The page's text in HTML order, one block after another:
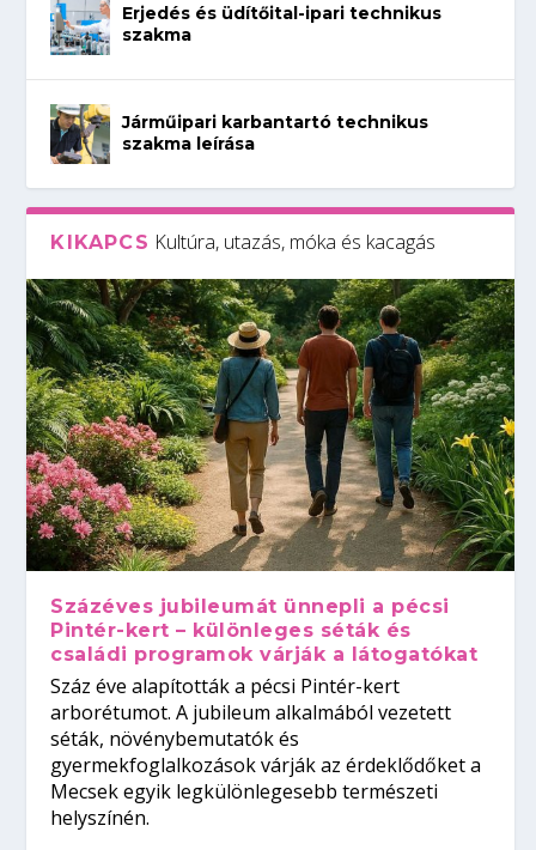
Erjedés és üdítőital-ipari technikus
szakma
Járműipari karbantartó technikus
szakma leírása
KIKAPCS Kultúra, utazás, móka és kacagás
Százéves jubileumát ünnepli a pécsi
Pintér-kert – különleges séták és
családi programok várják a látogatókat
Száz éve alapították a pécsi Pintér-kert
arborétumot. A jubileum alkalmából vezetett
séták, növénybemutatók és
gyermekfoglalkozások várják az érdeklődőket a
Mecsek egyik legkülönlegesebb természeti
helyszínén.